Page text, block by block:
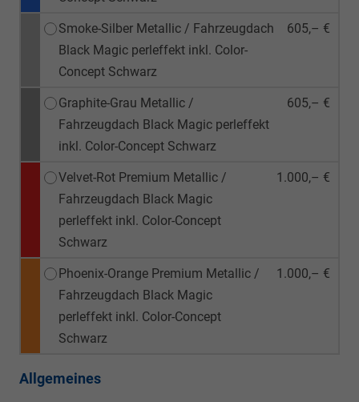
Smoke-Silber Metallic / Fahrzeugdach
Black Magic perleffekt inkl. Color-
Concept Schwarz
605,– €
Graphite-Grau Metallic /
Fahrzeugdach Black Magic perleffekt
inkl. Color-Concept Schwarz
605,– €
Velvet-Rot Premium Metallic /
Fahrzeugdach Black Magic
perleffekt inkl. Color-Concept
Schwarz
1.000,– €
Phoenix-Orange Premium Metallic /
Fahrzeugdach Black Magic
perleffekt inkl. Color-Concept
Schwarz
1.000,– €
Allgemeines